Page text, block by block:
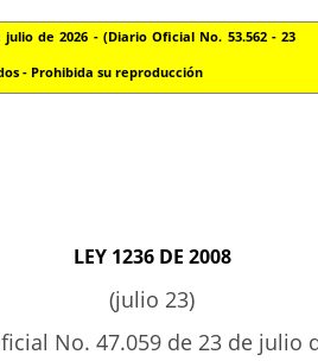
de 2026 - (Diario Oficial No. 53.562 - 23
- Prohibida su reproducción
LEY 1236 DE 2008
(julio 23)
No. 47.059 de 23 de julio